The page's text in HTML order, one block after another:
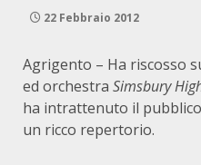
22 Febbraio 2012
Agrigento – Ha riscosso
ed orchestra Simsbury
ha intrattenuto il
un ricco repertorio.